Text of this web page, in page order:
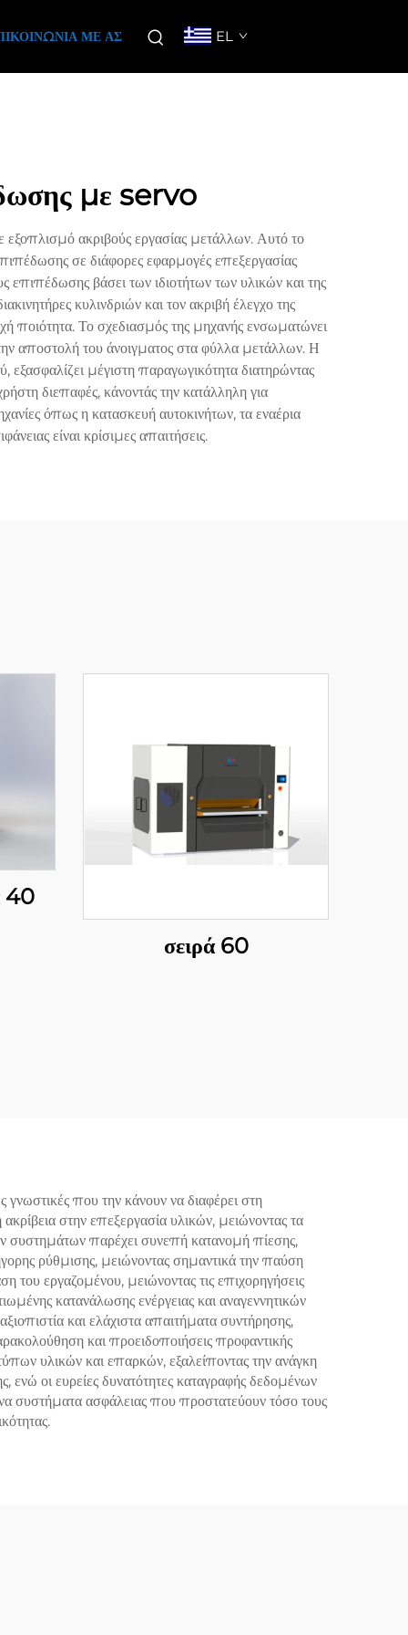
ΜΕ ΑΣ EL
με servo
ακριβούς εργασίας μετάλλων. Αυτό το
σε διάφορες εφαρμογές επεξεργασίας
βάσει των ιδιοτήτων των υλικών και της
κυλινδριών και τον ακριβή έλεγχο της
ποιότητα. Το σχεδιασμός της μηχανής ενσωματώνει
αποστολή του άνοιγματος στα φύλλα μετάλλων. Η
μέγιστη παραγωγικότητα διατηρώντας
διεπαφές, κάνοντάς την κατάλληλη για
όπως η κατασκευή αυτοκινήτων, τα εναέρια
είναι κρίσιμες απαιτήσεις.
40
σειρά 60
που την κάνουν να διαφέρει στη
στην επεξεργασία υλικών, μειώνοντας τα
συστημάτων παρέχει συνεπή κατανομή πίεσης,
ρύθμισης, μειώνοντας σημαντικά την παύση
εργαζομένου, μειώνοντας τις επιχορηγήσεις
κατανάλωσης ενέργειας και αναγεννητικών
και ελάχιστα απαιτήματα συντήρησης,
και προειδοποιήσεις προφαντικής
υλικών και επαρκών, εξαλείποντας την ανάγκη
ενώ οι ευρείες δυνατότητες καταγραφής δεδομένων
συστήματα ασφάλειας που προστατεύουν τόσο τους